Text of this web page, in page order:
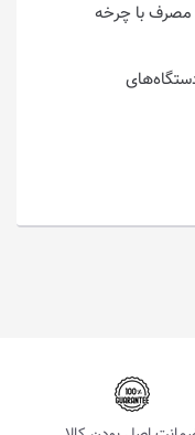
مصرف با چرخه